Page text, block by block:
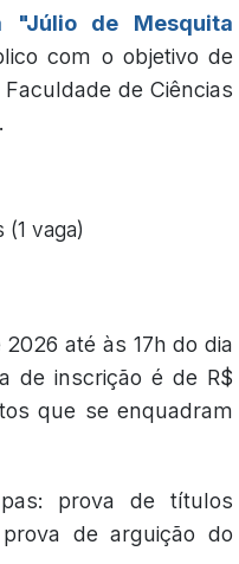
"Júlio de Mesquita
com o objetivo de
de Ciências
vaga)
até às 17h do dia
de inscrição é de R$
que se enquadram
prova de títulos
de arguição do